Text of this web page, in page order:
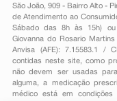
São João, 909 - Bairro Alto -
de Atendimento ao
Sábado das 8h às 15h) ou
Giovanna do Rosario
Anvisa (AFE): 7.15583.1 /
contidas neste site, como
não devem ser usadas
alguma, a medicação
médico está em